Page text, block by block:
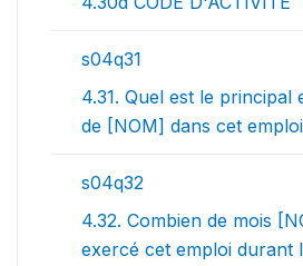
s04q31
4.31. Quel est le principal
de [NOM] dans cet
s04q32
4.32. Combien de mois
exercé cet emploi durant